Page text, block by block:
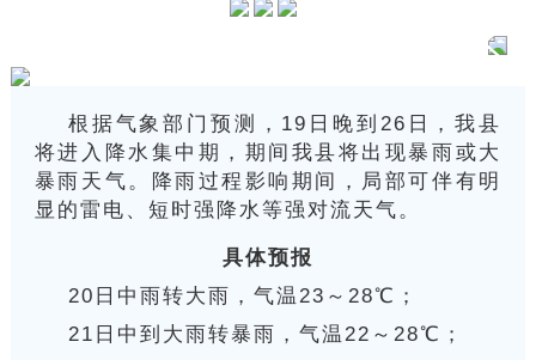
根据气象部门预测，19日晚到26日，我县
将进入降水集中期，期间我县将出现暴雨或大
暴雨天气。降雨过程影响期间，局部可伴有明
显的雷电、短时强降水等强对流天气。
具体预报
20日中雨转大雨，气温23～28℃；
21日中到大雨转暴雨，气温22～28℃；